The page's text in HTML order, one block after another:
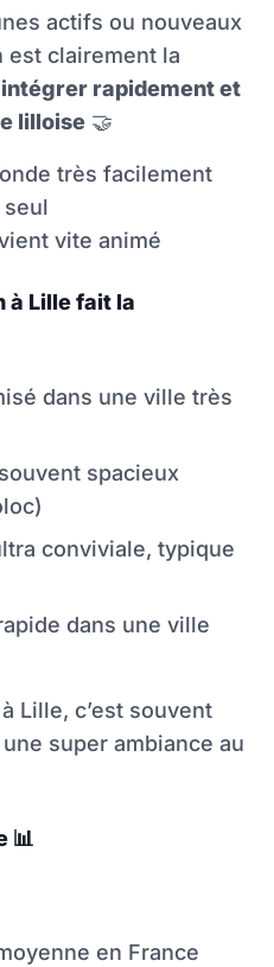
actifs ou nouveaux
est clairement la
rapidement et
lilloise 🤝
très facilement
vite animé
à Lille fait la
dans une ville très
spacieux
conviviale, typique
dans une ville
Lille, c’est souvent
super ambiance au
📊
en France